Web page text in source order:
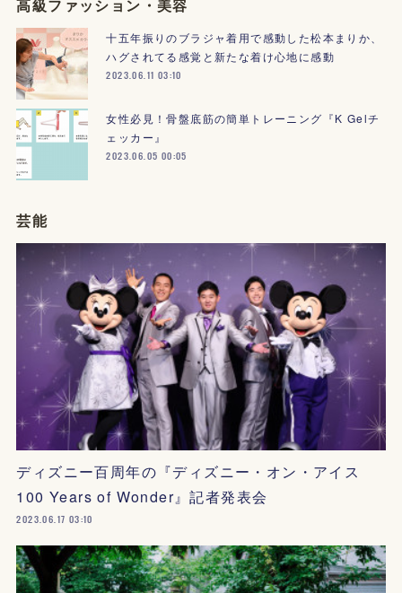
高級ファッション・美容
十五年振りのブラジャ着用で感動した松本まりか、
ハグされてる感覚と新たな着け心地に感動
2023.06.11 03:10
女性必見！骨盤底筋の簡単トレーニング『K Gelチ
ェッカー』
2023.06.05 00:05
芸能
ディズニー百周年の『ディズニー・オン・アイス
100 Years of Wonder』記者発表会
2023.06.17 03:10